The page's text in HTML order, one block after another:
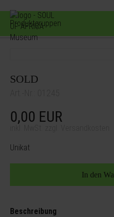
Produktgruppen
SOLD
0,00 EUR
Unikat
Beschreibung